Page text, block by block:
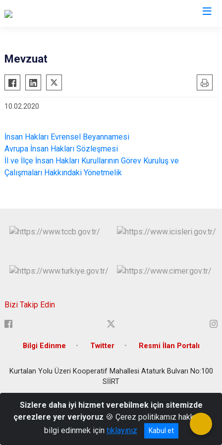
Mevzuat
10.02.2020
İnsan Hakları Evrensel Beyannamesi
Avrupa İnsan Hakları Sözleşmesi
İl ve İlçe İnsan Hakları Kurullarının Görev Kuruluş ve
Çalışmaları Hakkındaki Yönetmelik
Bizi Takip Edin
Bilgi Edinme Twitter Resmi İlan Portalı
Kurtalan Yolu Üzeri Kooperatif Mahallesi Ataturk Bulvarı No:100
SİİRT
Sizlere daha iyi hizmet verebilmek için sitemizde
çerezlere yer veriyoruz 🍪 Çerez politikamız hakkında
bilgi edinmek için tıklayınız Kabul et